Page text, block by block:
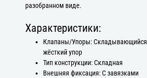
разобранном виде.
Характеристики:
Клапаны/Упоры: Складывающийся
жёсткий упор
Тип конструкции: Складная
Внешняя фиксация: С завязками